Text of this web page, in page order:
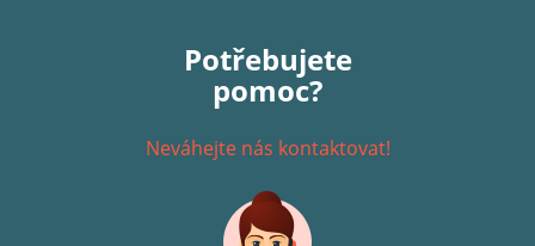
Potřebujete
pomoc?
Neváhejte nás kontaktovat!